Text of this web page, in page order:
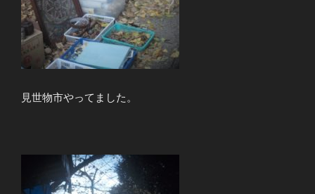
見世物市やってました。